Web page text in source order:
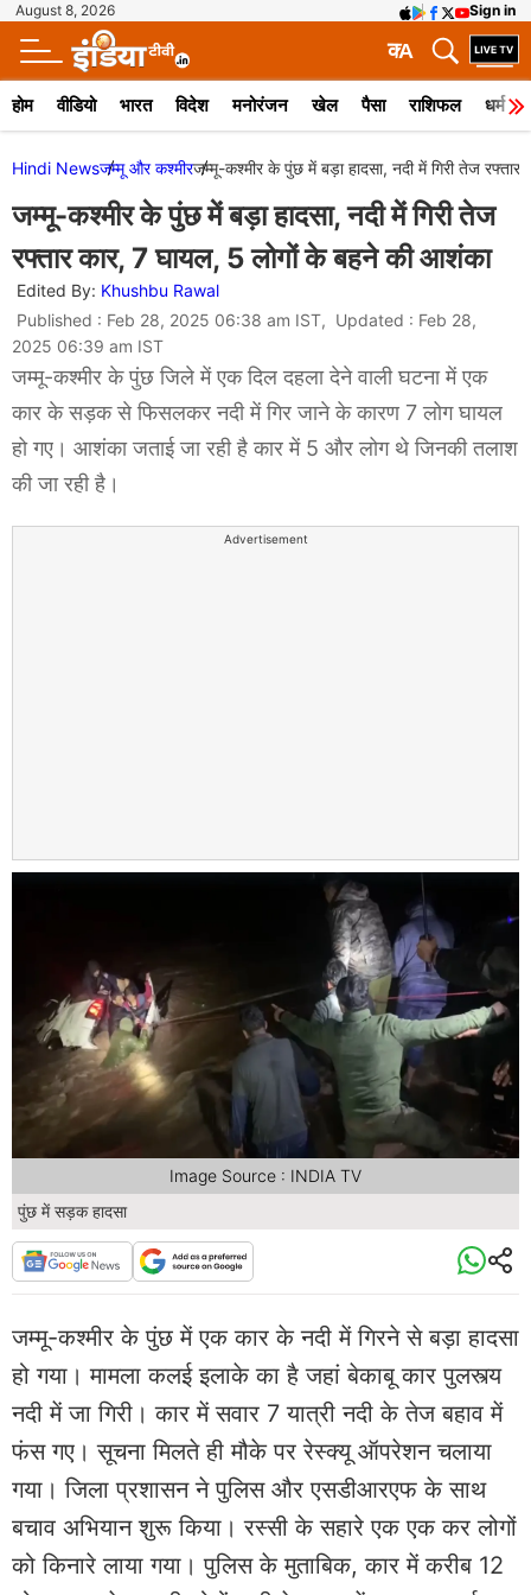
August 8, 2026 Sign in
A
क
होम वीडियो भारत विदेश मनोरंजन खेल पैसा राशिफल धर्म
Hindi Newsजम्मू और कश्मीरजम्मू-कश्मीर के पुंछ में बड़ा हादसा, नदी में गिरी तेज
जम्मू-कश्मीर के पुंछ में बड़ा हादसा, नदी में गिरी तेज
रफ्तार कार, 7 घायल, 5 लोगों के बहने की आशंका
Edited By: Khushbu Rawal
Published : Feb 28, 2025 06:38 am IST, Updated : Feb 28,
2025 06:39 am IST
जम्मू-कश्मीर के पुंछ जिले में एक दिल दहला देने वाली घटना में एक
कार के सड़क से फिसलकर नदी में गिर जाने के कारण 7 लोग घायल
हो गए। आशंका जताई जा रही है कार में 5 और लोग थे जिनकी तलाश
की जा रही है।
Advertisement
पुंछ में सड़क हादसा
Image Source : INDIA TV
जम्मू-कश्मीर के पुंछ में एक कार के नदी में गिरने से बड़ा हादसा
हो गया। मामला कलई इलाके का है जहां बेकाबू कार पुलस्त्य
नदी में जा गिरी। कार में सवार 7 यात्री नदी के तेज बहाव में
फंस गए। सूचना मिलते ही मौके पर रेस्क्यू ऑपरेशन चलाया
गया। जिला प्रशासन ने पुलिस और एसडीआरएफ के साथ
बचाव अभियान शुरू किया। रस्सी के सहारे एक एक कर लोगों
को किनारे लाया गया। पुलिस के मुताबिक, कार में करीब 12